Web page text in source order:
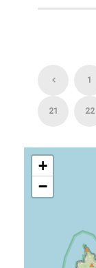
1
21 22
+
−